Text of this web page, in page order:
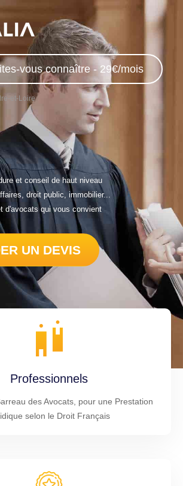
vous connaître - 29€/mois
et-Loire
et conseil de haut niveau
droit public, immobilier...
d'avocats qui vous convient
UN DEVIS
Professionnels
des Avocats, pour une Prestation
selon le Droit Français